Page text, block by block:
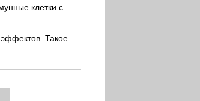
клетки с
Такое